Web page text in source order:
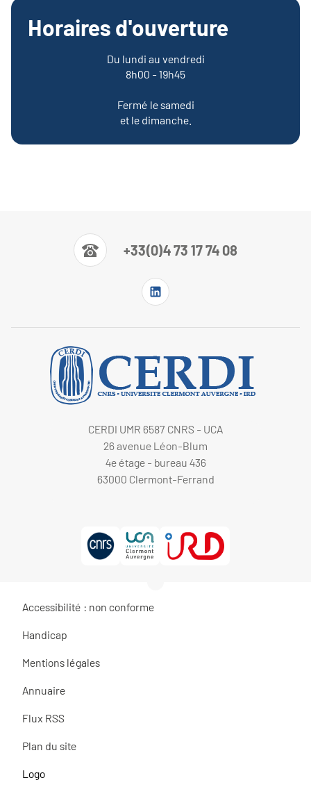
Horaires d'ouverture
Du lundi au vendredi
8h00 - 19h45
Fermé le samedi
et le dimanche.
+33(0)4 73 17 74 08
CERDI UMR 6587 CNRS - UCA
26 avenue Léon-Blum
4e étage - bureau 436
63000 Clermont-Ferrand
Accessibilité : non conforme
Handicap
Mentions légales
Annuaire
Flux RSS
Plan du site
Logo